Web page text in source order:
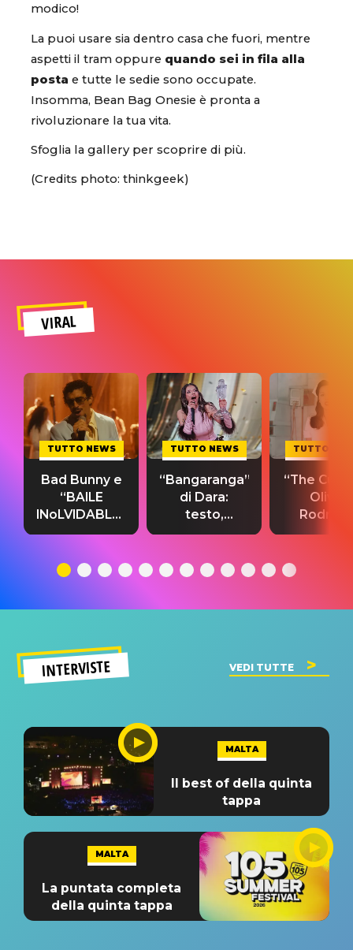
modico!
La puoi usare sia dentro casa che fuori, mentre
aspetti il tram oppure quando sei in fila alla
posta e tutte le sedie sono occupate.
Insomma, Bean Bag Onesie è pronta a
rivoluzionare la tua vita.
Sfoglia la gallery per scoprire di più.
(Credits photo: thinkgeek)
VIRAL
TUTTO NEWS
Bad Bunny e
“BAILE
INoLVIDABLE”:
testo,
significato
TUTTO NEWS
“Bangaranga”
di Dara:
testo,
traduzione e
del singolo
TUTTO
“The
Olivia
testo,
INTERVISTE VEDI TUTTE
MALTA
Il best of della quinta
tappa
MALTA
La puntata completa
della quinta tappa